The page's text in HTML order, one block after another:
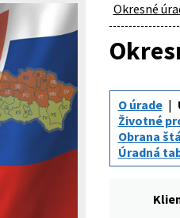
Okresné
O úrade
Životné
Obrana
Úradná